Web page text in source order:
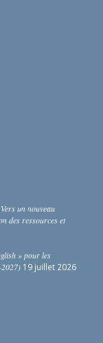
un nouveau
des ressources et
» pour les
19 juillet 2026